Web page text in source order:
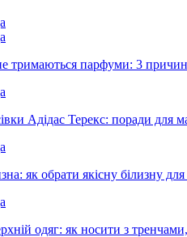
тримаються парфуми: 3
Адідас Терекс: поради для
як обрати якісну білизну
одяг: як носити з